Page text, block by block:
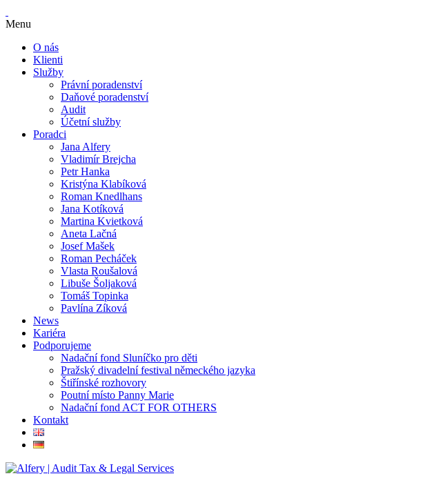
Menu
O nás
Klienti
Služby
Právní poradenství
Daňové poradenství
Audit
Účetní služby
Poradci
Jana Alfery
Vladimír Brejcha
Petr Hanka
Kristýna Klabíková
Roman Knedlhans
Jana Kotíková
Martina Kvietková
Aneta Lačná
Josef Mašek
Roman Pecháček
Vlasta Roušalová
Libuše Šoljaková
Tomáš Topinka
Pavlína Zíková
News
Kariéra
Podporujeme
Nadační fond Sluníčko pro děti
Pražský divadelní festival německého jazyka
Štiřínské rozhovory
Poutní místo Panny Marie
Nadační fond ACT FOR OTHERS
Kontakt